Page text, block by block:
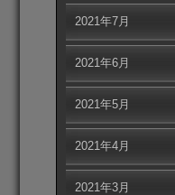
2021年7月
2021年6月
2021年5月
2021年4月
2021年3月